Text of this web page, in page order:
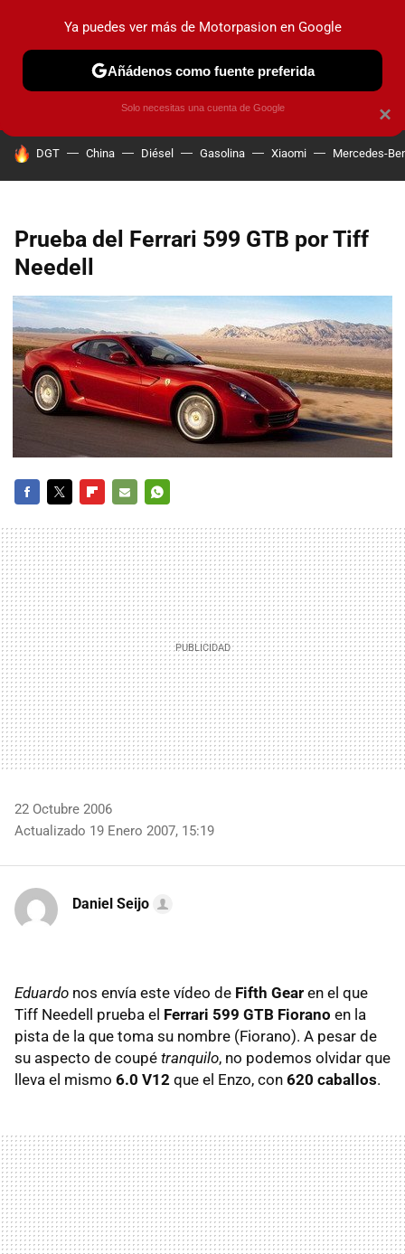
PRUEBAS COCHES ELÉCTRICOS OBSERVATORIO
HOY SE HABLA DE
DGT China Diésel Gasolina Xiaomi Mercedes-
Prueba del Ferrari 599 GTB por Tiff
Needell
MAIL
22 Octubre 2006
Actualizado 19 Enero 2007, 15:19
Daniel Seijo
Eduardo nos envía este vídeo de Fifth Gear en el que
Tiff Needell prueba el Ferrari 599 GTB Fiorano en la
pista de la que toma su nombre (Fiorano). A pesar de
su aspecto de coupé tranquilo, no podemos olvidar que
lleva el mismo 6.0 V12 que el Enzo, con 620 caballos.
×
Ya puedes ver más de Motorpasion en Google
Añádenos como fuente preferida
Solo necesitas una cuenta de Google